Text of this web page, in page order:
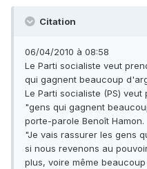
Citation
06/04/2010 à 08:58
Le Parti socialiste veut
qui gagnent beaucoup
Le Parti socialiste (PS)
"gens qui gagnent
porte-parole Benoît Hamon.
"Je vais rassurer les gens
si nous revenons au
plus, voire même